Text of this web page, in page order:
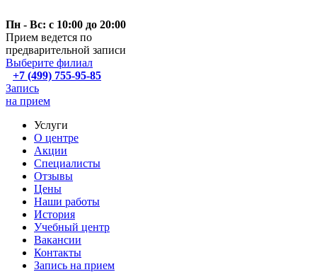
Пн - Вс: с 10:00 до 20:00
Прием ведется по
предварительной записи
Выберите филиал
+7 (499) 755-95-85
Запись
на прием
Услуги
О центре
Акции
Специалисты
Отзывы
Цены
Наши работы
История
Учебный центр
Вакансии
Контакты
Запись на прием